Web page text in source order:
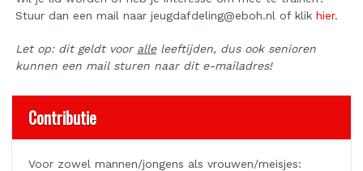
Stuur dan een mail naar jeugdafdeling@eboh.nl of klik hier.
Let op: dit geldt voor alleleeftijden, dus ook senioren
kunnen een mail sturen naar dit e-mailadres!
Contributie
Voor zowel mannen/jongens als vrouwen/meisjes: